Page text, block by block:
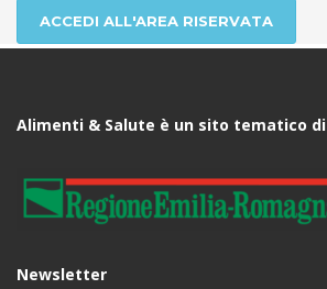
ACCEDI ALL'AREA RISERVATA
Alimenti & Salute è un sito tematico di
Newsletter